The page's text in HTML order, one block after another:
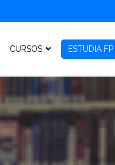
CURSOS ESTUDIA FP